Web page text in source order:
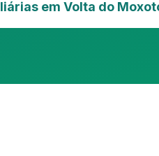
em Volta do